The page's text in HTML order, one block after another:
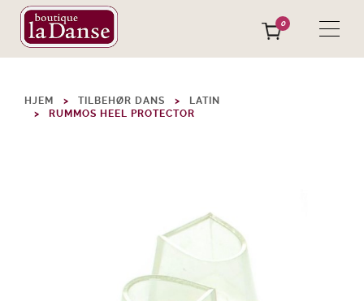
0
HJEM TILBEHØR DANS
LATIN
RUMMOS HEEL PROTECTOR